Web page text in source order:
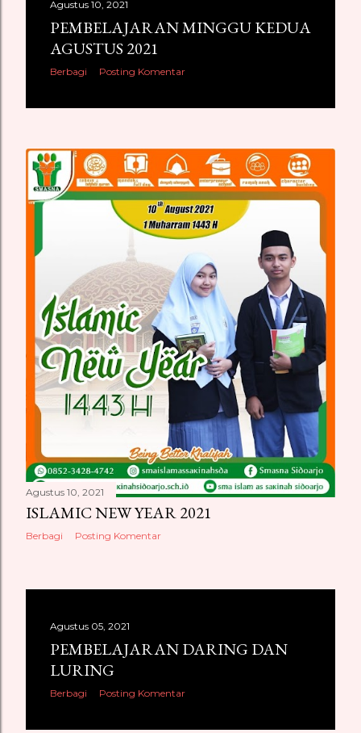
Agustus 10, 2021
PEMBELAJARAN MINGGU KEDUA
AGUSTUS 2021
Berbagi Posting Komentar
Agustus 10, 2021
ISLAMIC NEW YEAR 2021
Berbagi Posting Komentar
Agustus 05, 2021
PEMBELAJARAN DARING DAN
LURING
Berbagi Posting Komentar